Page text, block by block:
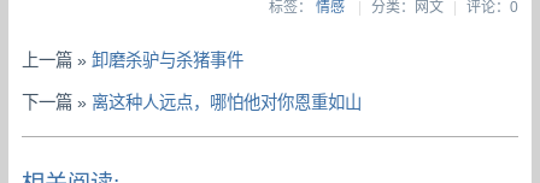
标签： 情感 | 分类：网文| 评论：0
上一篇 »卸磨杀驴与杀猪事件
下一篇 » 离这种人远点，哪怕他对你恩重如山